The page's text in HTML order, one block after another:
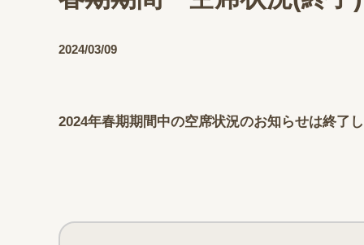
2024/03/09
2024年春期期間中の空席状況のお知らせは終了